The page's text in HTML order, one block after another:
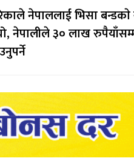
नेपाललाई भिसा
नेपालीले ३० लाख